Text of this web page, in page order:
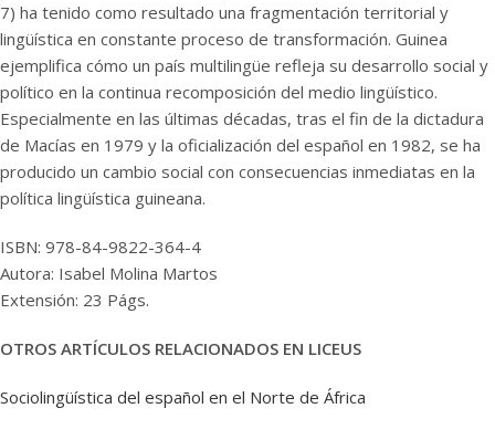
7) ha tenido como resultado una fragmentación territorial y
lingüística en constante proceso de transformación. Guinea
ejemplifica cómo un país multilingüe refleja su desarrollo social y
político en la continua recomposición del medio lingüístico.
Especialmente en las últimas décadas, tras el fin de la dictadura
de Macías en 1979 y la oficialización del español en 1982, se ha
producido un cambio social con consecuencias inmediatas en la
política lingüística guineana.
ISBN: 978-84-9822-364-4
Autora: Isabel Molina Martos
Extensión: 23 Págs.
OTROS ARTÍCULOS RELACIONADOS EN LICEUS
Sociolingüística del español en el Norte de África